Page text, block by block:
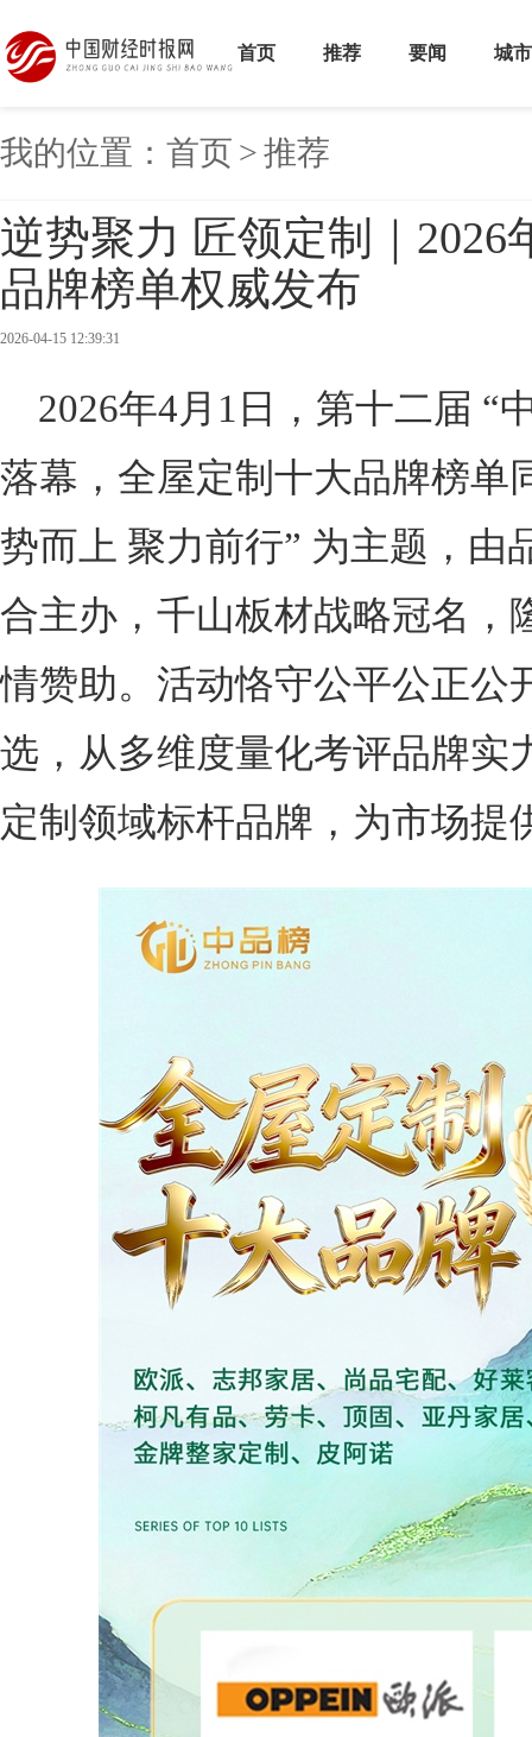
首页 推荐 要闻 城市
我的位置： 首页 >推荐
逆势聚力 匠领定制｜
品牌榜单权威发布
2026-04-15 12:39:31
2026年4月1日，第十二届 “
落幕，全屋定制十大品牌榜单
势而上 聚力前行” 为主题，由
合主办，千山板材战略冠名，
情赞助。活动恪守公平公正公
选，从多维度量化考评品牌实
定制领域标杆品牌，为市场提